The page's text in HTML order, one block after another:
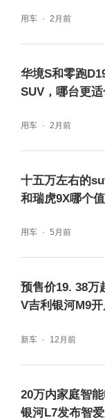
银河M9的第
箱328L，门
费劲。如果
S的后备箱的
动力与操控
银河M9四驱
分布式三电机
用车 2月前
华境S和零跑
SUV，哪台更适
用车 2月前
十五万左右的
和瑞虎9X哪个
用车 5月前
预售价19. 38万
V吉利银河M9
新车 12月前
20万内家庭智
银河L7发布智